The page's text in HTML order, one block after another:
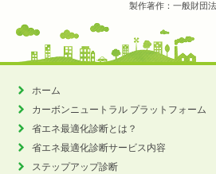
製作著作：一般財団
ホーム
カーボンニュートラル プラットフォーム
省エネ最適化診断とは？
省エネ最適化診断サービス内容
ステップアップ診断